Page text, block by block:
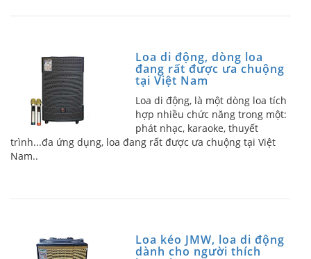
Loa di động, dòng loa
đang rất được ưa chuộng
tại Việt Nam
Loa di động, là một dòng loa tích
hợp nhiều chức năng trong một:
phát nhạc, karaoke, thuyết
trình...đa ứng dụng, loa đang rất được ưa chuộng tại Việt
Nam..
Loa kéo JMW, loa di động
dành cho người thích